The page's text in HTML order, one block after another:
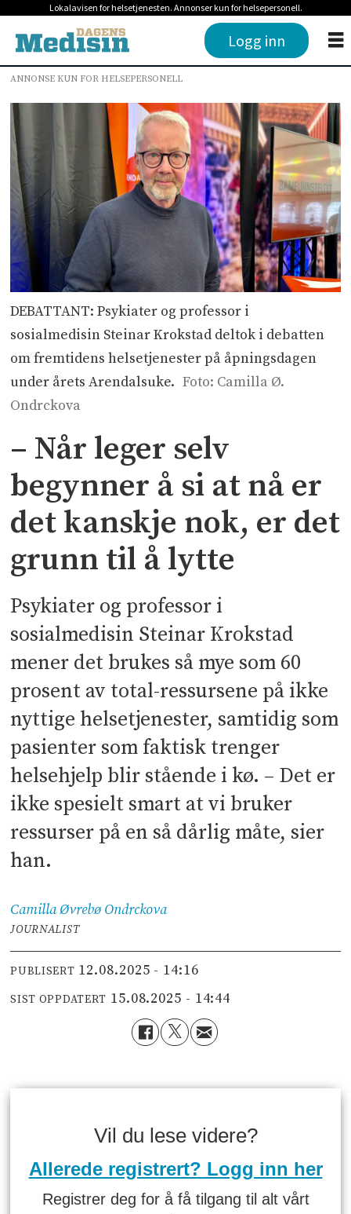
Lokalavisen for helsetjenesten. Annonser kun for helsepersonell.
Logg inn
ANNONSE KUN FOR HELSEPERSONELL
DEBATTANT: Psykiater og professor i
sosialmedisin Steinar Krokstad deltok i debatten
om fremtidens helsetjenester på åpningsdagen
under årets Arendalsuke. Foto: Camilla Ø.
Ondrckova
– Når leger selv
begynner å si at nå er
det kanskje nok, er det
grunn til å lytte
Psykiater og professor i
sosialmedisin Steinar Krokstad
mener det brukes så mye som 60
prosent av total-ressursene på ikke
nyttige helsetjenester, samtidig som
pasienter som faktisk trenger
helsehjelp blir stående i kø. – Det er
ikke spesielt smart at vi bruker
ressurser på en så dårlig måte, sier
han.
Camilla Øvrebø Ondrckova
JOURNALIST
PUBLISERT 12.08.2025 - 14:16
SIST OPPDATERT 15.08.2025 - 14:44
Vil du lese videre?
Allerede registrert? Logg inn her
Registrer deg for å få tilgang til alt vårt